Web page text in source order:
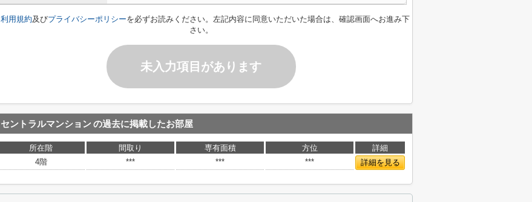
利用規約及びプライバシーポリシーを必ずお読みください。左記内容に同意いただいた場合は、確認画面へお進み下
さい。
未入力項目があります
セントラルマンションの過去に掲載したお部屋
所在階 間取り 専有面積 方位
詳細
4階
*** *** *** 詳細を見る